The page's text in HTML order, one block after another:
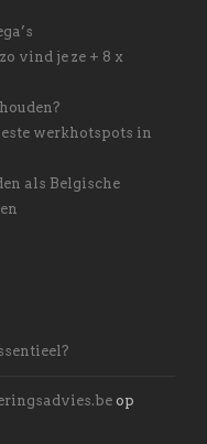
vind je ze + 8 x
werkhotspots in
als Belgische
op